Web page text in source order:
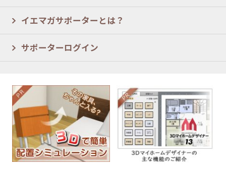
イエマガサポーターとは？
サポーターログイン